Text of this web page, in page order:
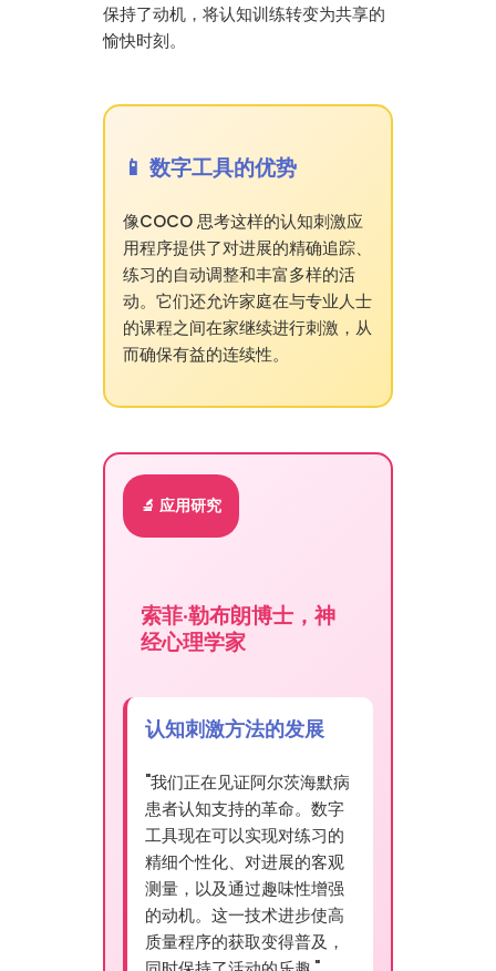
保持了动机，将认知训练转变为共享的
愉快时刻。
📱 数字工具的优势
像COCO 思考这样的认知刺激应
用程序提供了对进展的精确追踪、
练习的自动调整和丰富多样的活
动。它们还允许家庭在与专业人士
的课程之间在家继续进行刺激，从
而确保有益的连续性。
🔬 应用研究
索菲·勒布朗博士，神
经心理学家
认知刺激方法的发展
"我们正在见证阿尔茨海默病
患者认知支持的革命。数字
工具现在可以实现对练习的
精细个性化、对进展的客观
测量，以及通过趣味性增强
的动机。这一技术进步使高
质量程序的获取变得普及，